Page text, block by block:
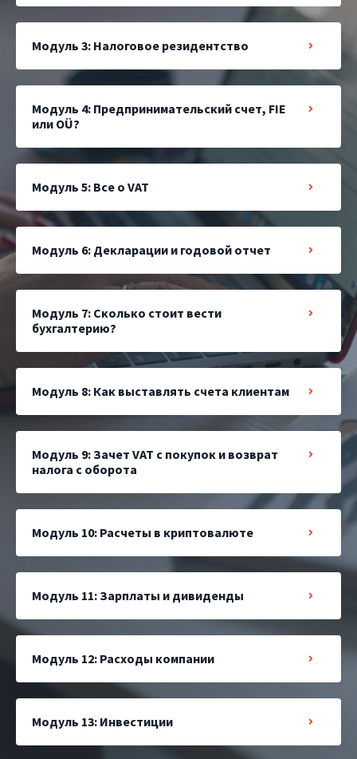
Модуль 3: Налоговое резидентство
Модуль 4: Предпринимательский счет, FIE
или OÜ?
Модуль 5: Все о VAT
Модуль 6: Декларации и годовой отчет
Модуль 7: Сколько стоит вести
бухгалтерию?
Модуль 8: Как выставлять счета клиентам
Модуль 9: Зачет VAT c покупок и возврат
налога с оборота
Модуль 10: Расчеты в криптовалюте
Модуль 11: Зарплаты и дивиденды
Модуль 12: Расходы компании
Модуль 13: Инвестиции